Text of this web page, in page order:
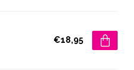
€18,95